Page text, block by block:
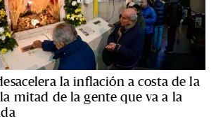
la inflación a costa de la
mitad de la gente que va a la